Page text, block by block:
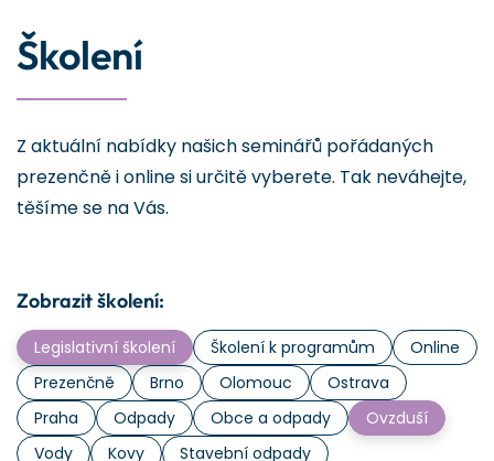
Školení
Z aktuální nabídky našich seminářů pořádaných
prezenčně i online si určitě vyberete. Tak neváhejte,
těšíme se na Vás.
Zobrazit školení:
Legislativní školení Školení k programům
Online
Prezenčně
Brno Olomouc
Ostrava
Praha
Odpady Obce a odpady
Ovzduší
Vody
Kovy
Stavební odpady